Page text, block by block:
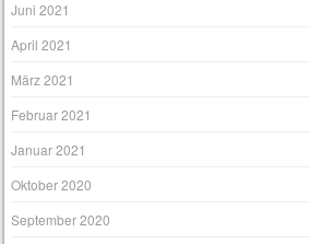
Juni 2021
April 2021
März 2021
Februar 2021
Januar 2021
Oktober 2020
September 2020